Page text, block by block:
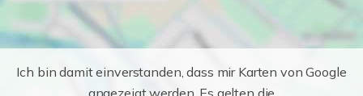
Ich bin damit einverstanden, dass mir Karten von Google
angezeigt werden. Es gelten die